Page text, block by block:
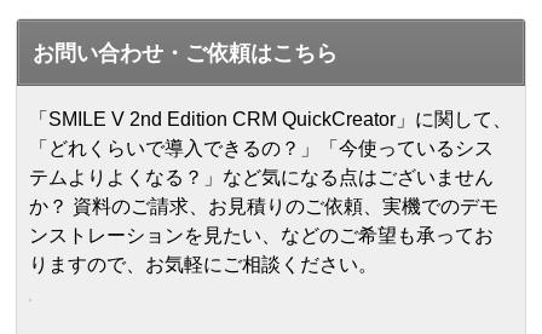
お問い合わせ・ご依頼はこちら
「SMILE V 2nd Edition CRM QuickCreator」に関して、
「どれくらいで導入できるの？」「今使っているシス
テムよりよくなる？」など気になる点はございません
か？ 資料のご請求、お見積りのご依頼、実機でのデモ
ンストレーションを見たい、などのご希望も承ってお
りますので、お気軽にご相談ください。